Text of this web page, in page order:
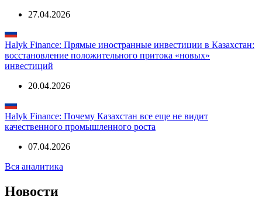
27.04.2026
Halyk Finance: Прямые иностранные инвестиции в Казахстан:
восстановление положительного притока «новых»
инвестиций
20.04.2026
Halyk Finance: Почему Казахстан все еще не видит
качественного промышленного роста
07.04.2026
Вся аналитика
Новости